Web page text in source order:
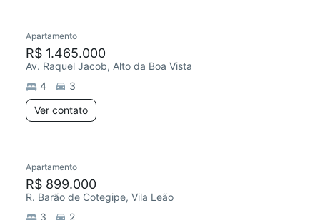
Apartamento
R$ 1.465.000
Av. Raquel Jacob, Alto da Boa Vista
4
3
Ver contato
Apartamento
R$ 899.000
R. Barão de Cotegipe, Vila Leão
3
2